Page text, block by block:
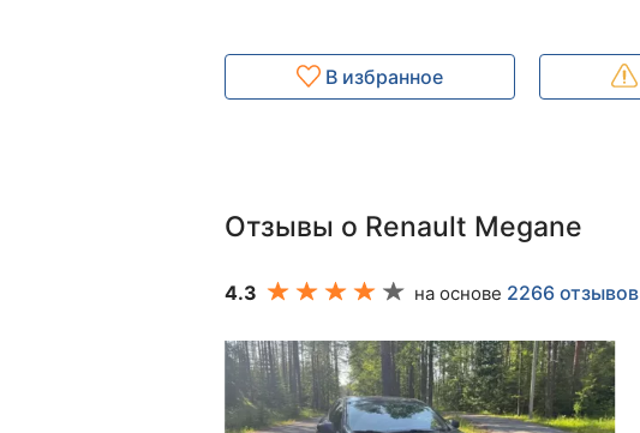
В избранное
Отзывы о Renault Megane
4.3 на основе 2266 отзывов